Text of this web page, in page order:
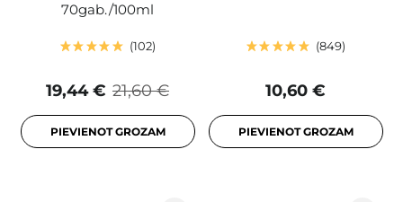
70gab./100ml
102
21,60 €
19,44 €
PIEVIENOT GROZAM
849
10,60 €
PIEVIENOT GROZAM